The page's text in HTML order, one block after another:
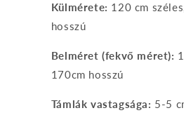
Külmérete: 120 cm
hosszú
Belméret (fekvő méret):
170cm hosszú
Támlák vastagsága: 5-5